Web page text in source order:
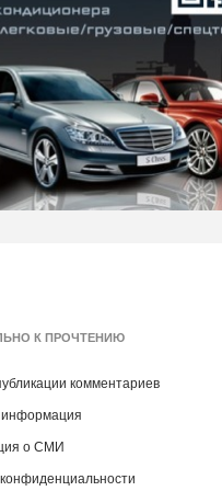
К ПРОЧТЕНИЮ
комментариев
информация
о СМИ